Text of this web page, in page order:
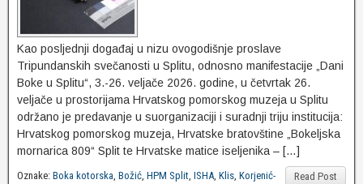
Kao posljednji događaj u nizu ovogodišnje proslave
Tripundanskih svečanosti u Splitu, odnosno manifestacije „Dani
Boke u Splitu“, 3.-26. veljače 2026. godine, u četvrtak 26.
veljače u prostorijama Hrvatskog pomorskog muzeja u Splitu
održano je predavanje u suorganizaciji i suradnji triju institucija:
Hrvatskog pomorskog muzeja, Hrvatske bratovštine „Bokeljska
mornarica 809“ Split te Hrvatske matice iseljenika – […]
Read Post
Oznake: Boka kotorska, Božić, HPM Split, ISHA, Klis, Korjenić-